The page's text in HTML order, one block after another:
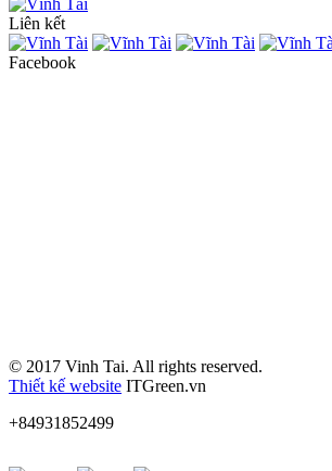
Liên kết
Facebook
© 2017 Vinh Tai. All rights reserved.
Thiết kế website ITGreen.vn
+84931852499